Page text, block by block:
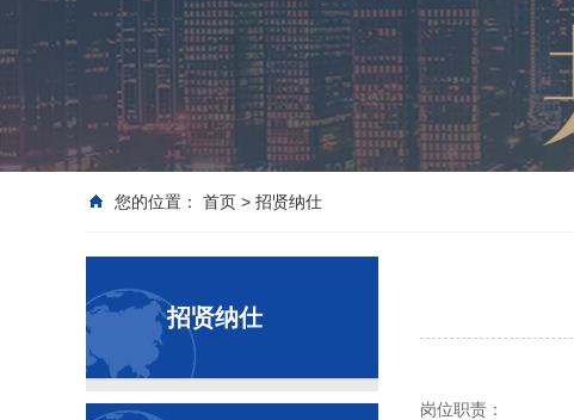
您的位置： 首页 > 招贤纳仕
招贤纳仕
岗位职责：